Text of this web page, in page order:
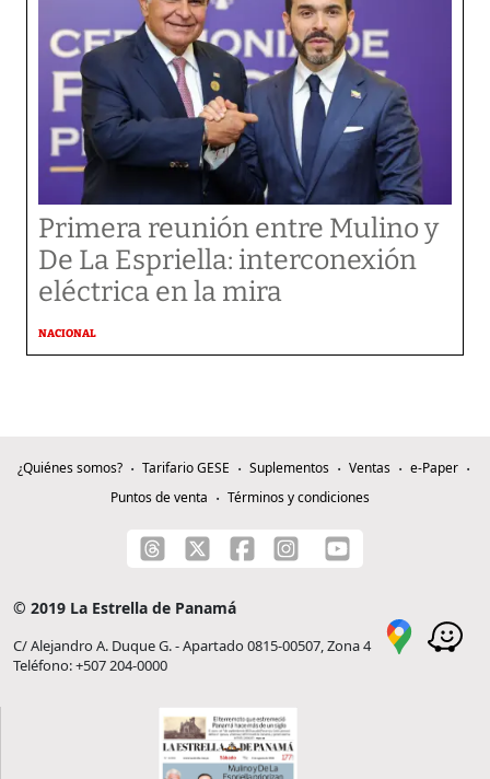
Primera reunión entre Mulino y
De La Espriella: interconexión
eléctrica en la mira
NACIONAL
¿Quiénes somos? Tarifario GESE Suplementos Ventas
e-Paper
Puntos de venta
Términos y condiciones
© 2019 La Estrella de Panamá
C/ Alejandro A. Duque G. - Apartado 0815-00507, Zona 4
Teléfono: +507 204-0000